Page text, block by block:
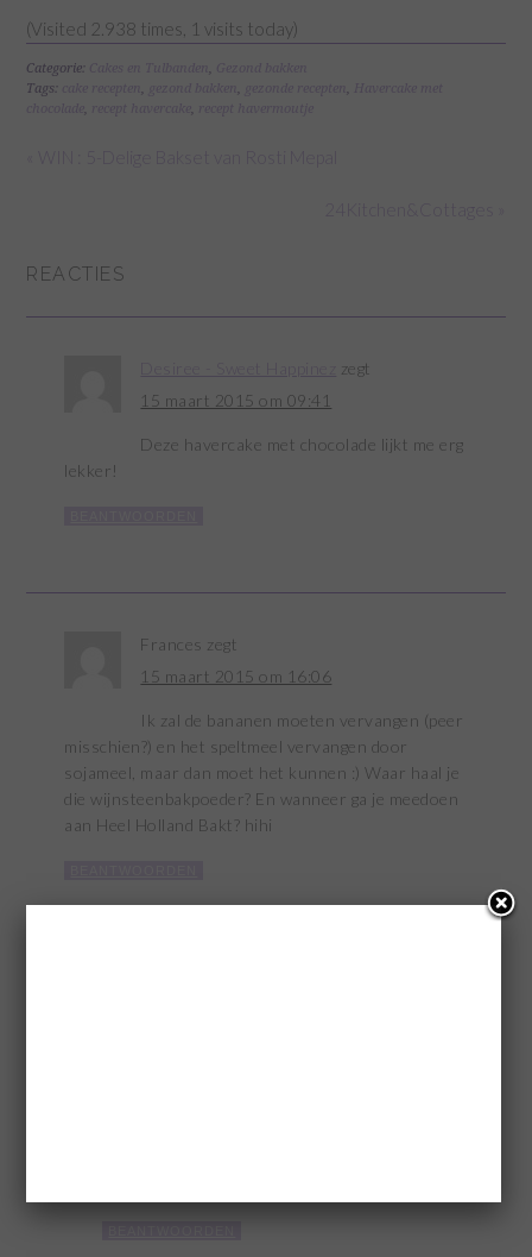
(Visited 2.938 times, 1 visits today)
Categorie: Cakes en Tulbanden, Gezond bakken
Tags:
cake recepten, gezond bakken, gezonde recepten, Havercake met
chocolade, recept havercake, recept havermoutje
« WIN : 5-Delige Bakset van Rosti Mepal
24Kitchen&Cottages »
REACTIES
zegt
15 maart 2015 om 09:41
Deze havercake met chocolade lijkt me erg
lekker!
Frances zegt
15 maart 2015 om 16:06
Ik zal de bananen moeten vervangen (peer
misschien?) en het speltmeel vervangen door
sojameel, maar dan moet het kunnen :) Waar haal je
die wijnsteenbakpoeder? En wanneer ga je meedoen
aan Heel Holland Bakt? hihi